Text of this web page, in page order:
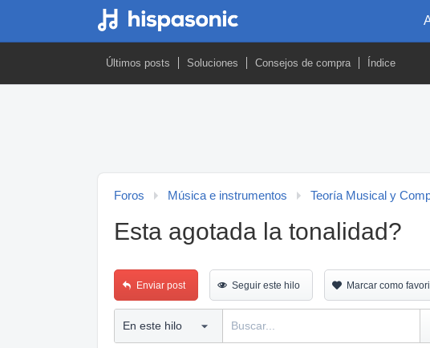
Últimos posts Soluciones Consejos de compra Índice
Foros Música e instrumentos Teoría Musical y
Esta agotada la tonalidad?
Enviar post Seguir este hilo Marcar como